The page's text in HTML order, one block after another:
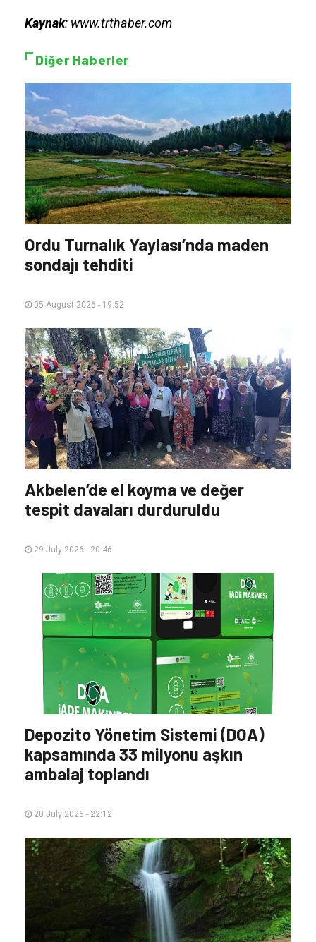
Kaynak: www.trthaber.com
Diğer Haberler
Ordu Turnalık Yaylası’nda maden
sondajı tehditi
05 August 2026 - 19:52
Akbelen’de el koyma ve değer
tespit davaları durduruldu
29 July 2026 - 20:46
Depozito Yönetim Sistemi (DOA)
kapsamında 33 milyonu aşkın
ambalaj toplandı
20 July 2026 - 22:12